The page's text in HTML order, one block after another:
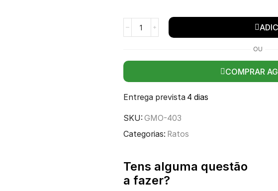
OU
COMPRAR
Entrega prevista 4 dias
SKU: GMO-403
Categorias: Ratos
Tens alguma questão
a fazer?